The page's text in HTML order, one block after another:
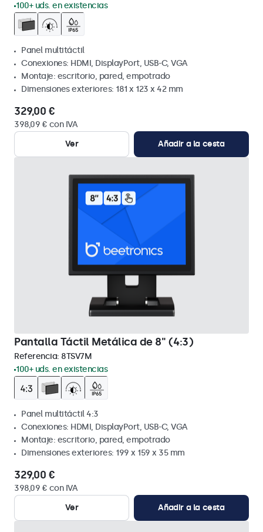
100+ uds. en existencias
Panel multitáctil
Conexiones: HDMI, DisplayPort, USB-C, VGA
Montaje: escritorio, pared, empotrado
Dimensiones exteriores: 181 x 123 x 42 mm
329,00 €
398,09 € con IVA
Ver
Añadir a la cesta
Pantalla Táctil Metálica de 8" (4:3)
Referencia: 8TSV7M
100+ uds. en existencias
Panel multitáctil 4:3
Conexiones: HDMI, DisplayPort, USB-C, VGA
Montaje: escritorio, pared, empotrado
Dimensiones exteriores: 199 x 159 x 35 mm
329,00 €
398,09 € con IVA
Ver
Añadir a la cesta